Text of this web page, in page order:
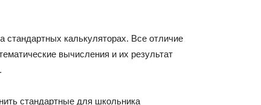
стандартных калькуляторах. Все отличие
вычисления и их результат
стандартные для школьника